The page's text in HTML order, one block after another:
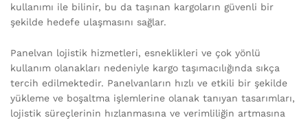
kullanımı ile bilinir, bu da taşınan kargoların güvenli bir
şekilde hedefe ulaşmasını sağlar.
Panelvan lojistik hizmetleri, esneklikleri ve çok yönlü
kullanım olanakları nedeniyle kargo taşımacılığında sıkça
tercih edilmektedir. Panelvanların hızlı ve etkili bir şekilde
yükleme ve boşaltma işlemlerine olanak tanıyan tasarımları,
lojistik süreçlerinin hızlanmasına ve verimliliğin artmasına